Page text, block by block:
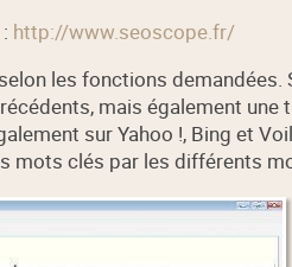
http://www.seoscope.fr/
les fonctions demandées.
mais également
sur Yahoo !, Bing et
mots clés par les différents